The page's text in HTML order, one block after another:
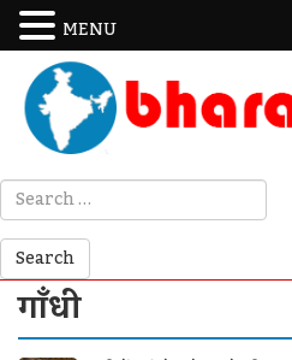
गाँधी
MENU